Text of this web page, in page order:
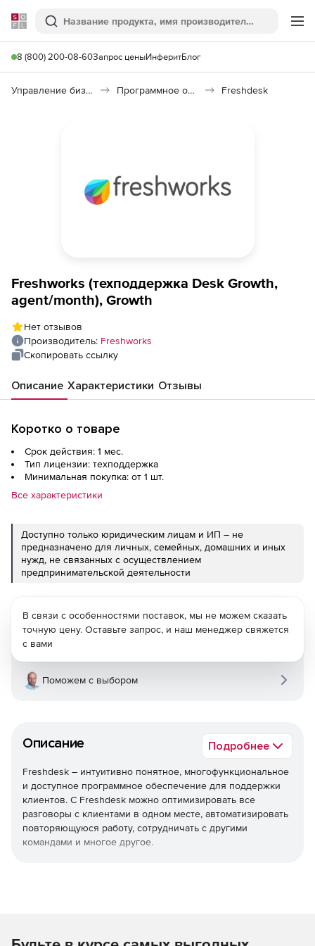
Softline
Поиск
8 (800) 200-08-60Запрос ценыИнферитБлог
Управление бизнесом, CRM/ERP Программное обеспечение для управления бизнесом Freshdesk
Freshworks (техподдержка Desk Growth,
agent/month), Growth
Нет отзывов
Производитель: Freshworks
Скопировать ссылку
Описание Характеристики Отзывы
Коротко о товаре
Срок действия: 1 мес.
Тип лицензии: техподдержка
Минимальная покупка: от 1 шт.
Все характеристики
Доступно только юридическим лицам и ИП – не
предназначено для личных, семейных, домашних и иных
нужд, не связанных с осуществлением
предпринимательской деятельности
Описание Подробнее
Freshdesk – интуитивно понятное, многофункциональное
и доступное программное обеспечение для поддержки
клиентов. С Freshdesk можно оптимизировать все
разговоры с клиентами в одном месте, автоматизировать
повторяющуюся работу, сотрудничать с другими
командами и многое другое.
согласованные ответы на распространенные вопросы,
В связи с особенностями поставок, мы не можем сказать
точную цену. Оставьте запрос, и наш менеджер свяжется
с вами
Поможем с выбором